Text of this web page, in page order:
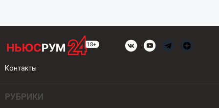
Контакты
РУБРИКИ